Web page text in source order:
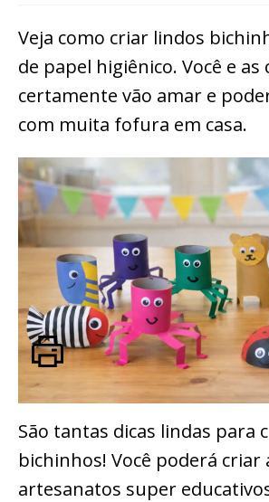
Veja como criar lindos
de papel higiênico. Você e as
certamente vão amar e
com muita fofura em casa.
São tantas dicas lindas para
bichinhos! Você poderá criar
artesanatos super